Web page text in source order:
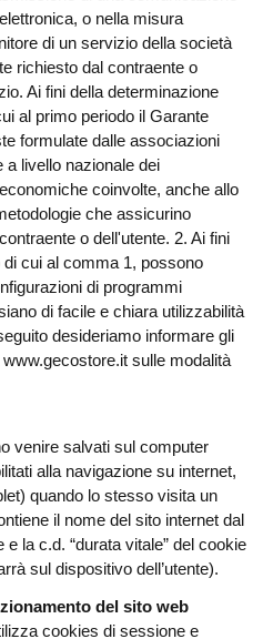
o nella misura
di un servizio della società
richiesto dal contraente o
Ai fini della determinazione
al primo periodo il Garante
formulate dalle associazioni
a livello nazionale dei
coinvolte, anche allo
che assicurino
o dell'utente. 2. Ai fini
cui al comma 1, possono
di programmi
di facile e chiara utilizzabilità
desideriamo informare gli
sulle modalità
venire salvati sul computer
alla navigazione su internet,
quando lo stesso visita un
il nome del sito internet dal
la c.d. “durata vitale” del cookie
sul dispositivo dell’utente).
del sito web
cookies di sessione e